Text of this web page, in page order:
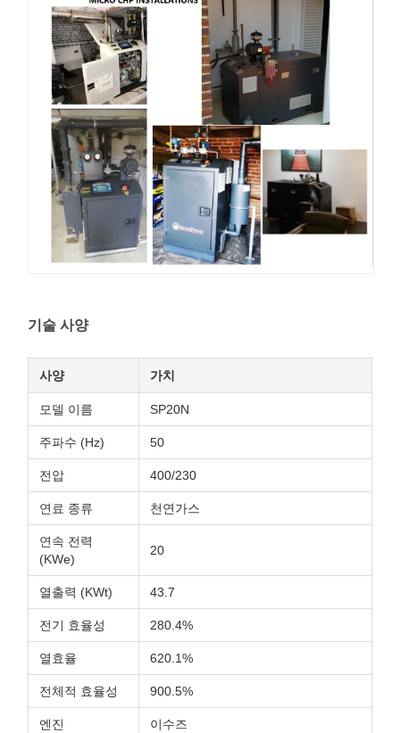
기술 사양
사양 가치
모델 이름 SP20N
주파수 (Hz) 50
전압 400/230
연료 종류 천연가스
연속 전력
(KWe)
20
열출력 (KWt) 43.7
전기 효율성 280.4%
열효율 620.1%
전체적 효율성 900.5%
엔진 이수즈